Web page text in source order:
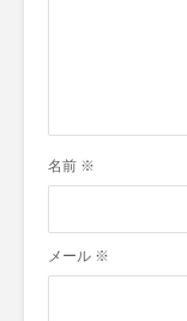
名前 ※
メール ※